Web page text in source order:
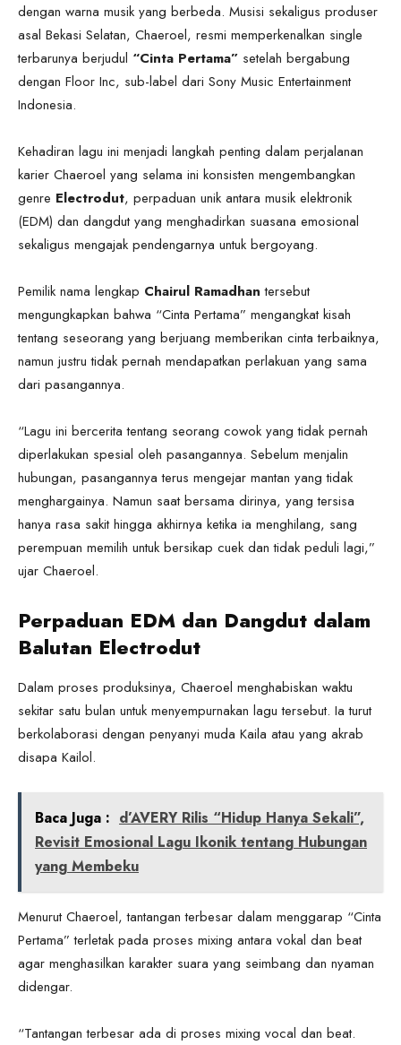
dengan warna musik yang berbeda. Musisi sekaligus produser
asal Bekasi Selatan, Chaeroel, resmi memperkenalkan single
terbarunya berjudul “Cinta Pertama” setelah bergabung
dengan Floor Inc, sub-label dari Sony Music Entertainment
Indonesia.
Kehadiran lagu ini menjadi langkah penting dalam perjalanan
karier Chaeroel yang selama ini konsisten mengembangkan
genre Electrodut, perpaduan unik antara musik elektronik
(EDM) dan dangdut yang menghadirkan suasana emosional
sekaligus mengajak pendengarnya untuk bergoyang.
Pemilik nama lengkap Chairul Ramadhan tersebut
mengungkapkan bahwa “Cinta Pertama” mengangkat kisah
tentang seseorang yang berjuang memberikan cinta terbaiknya,
namun justru tidak pernah mendapatkan perlakuan yang sama
dari pasangannya.
“Lagu ini bercerita tentang seorang cowok yang tidak pernah
diperlakukan spesial oleh pasangannya. Sebelum menjalin
hubungan, pasangannya terus mengejar mantan yang tidak
menghargainya. Namun saat bersama dirinya, yang tersisa
hanya rasa sakit hingga akhirnya ketika ia menghilang, sang
perempuan memilih untuk bersikap cuek dan tidak peduli lagi,”
ujar Chaeroel.
Perpaduan EDM dan Dangdut dalam
Balutan Electrodut
Dalam proses produksinya, Chaeroel menghabiskan waktu
sekitar satu bulan untuk menyempurnakan lagu tersebut. Ia turut
berkolaborasi dengan penyanyi muda Kaila atau yang akrab
disapa Kailol.
Baca Juga : d’AVERY Rilis “Hidup Hanya Sekali”,
Revisit Emosional Lagu Ikonik tentang Hubungan
yang Membeku
Menurut Chaeroel, tantangan terbesar dalam menggarap “Cinta
Pertama” terletak pada proses mixing antara vokal dan beat
agar menghasilkan karakter suara yang seimbang dan nyaman
didengar.
“Tantangan terbesar ada di proses mixing vocal dan beat.